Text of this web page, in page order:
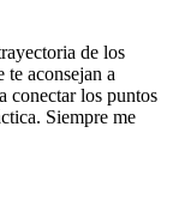
de los
aconsejan a
conectar los puntos
Siempre me